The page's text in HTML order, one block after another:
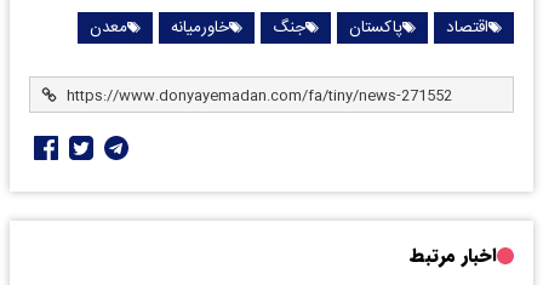
اقتصاد پاکستان جنگ خاورمیانه معدن
اخبار مرتبط